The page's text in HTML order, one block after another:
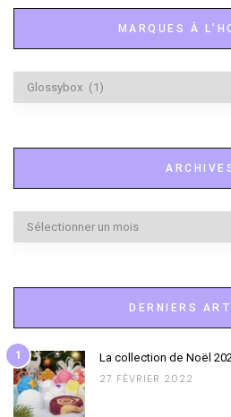
MARQUES À
Marques
Archives
DERNIERS
1 La collection de Noël
27 FÉVRIER 2022